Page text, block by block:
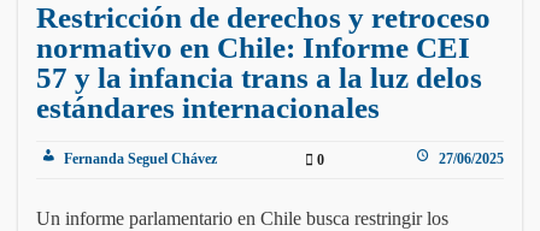
Restricción de derechos y retroceso
normativo en Chile: Informe CEI
57 y la infancia trans a la luz delos
estándares internacionales
Fernanda Seguel Chávez 0 27/06/2025
Un informe parlamentario en Chile busca restringir los